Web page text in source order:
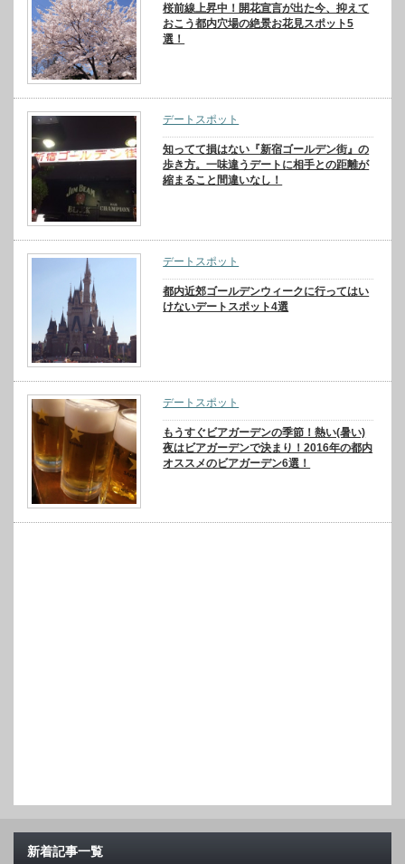
桜前線上昇中！開花宣言が出た今、抑えて
おこう都内穴場の絶景お花見スポット5
選！
デートスポット
知ってて損はない『新宿ゴールデン街』の
歩き方。一味違うデートに相手との距離が
縮まること間違いなし！
デートスポット
都内近郊ゴールデンウィークに行ってはい
けないデートスポット4選
デートスポット
もうすぐビアガーデンの季節！熱い(暑い)
夜はビアガーデンで決まり！2016年の都内
オススメのビアガーデン6選！
新着記事一覧